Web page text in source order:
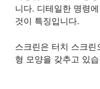
니다. 디테일한 명령
것이 특징입니다.
스크린은 터치 스크
형 모양을 갖추고 있